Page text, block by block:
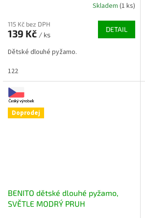
Skladem (1 ks)
115 Kč bez DPH
139 Kč / ks
DETAIL
Dětské dlouhé pyžamo.
122
Doprodej
BENITO dětské dlouhé pyžamo,
SVĚTLE MODRÝ PRUH